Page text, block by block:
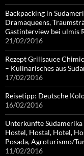
Backpacking in
Dramaqueens,
Gastinterview bei ulmis
21/02/2016
Rezept Grillsauce
– Kulinarisches aus
17/02/2016
Reisetipp: Deutsche
16/02/2016
Unterkünfte
Hostel, Hostal, Hotel,
Posada, Agroturismo/
11/02/2016